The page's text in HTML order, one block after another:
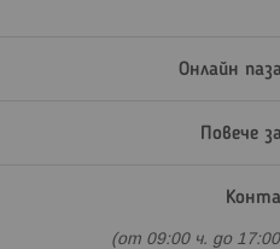
Онлайн
Повече
(от 09:00 ч. до